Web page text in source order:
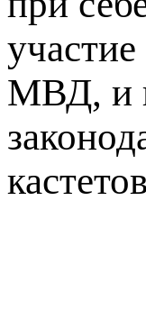
МВД, и